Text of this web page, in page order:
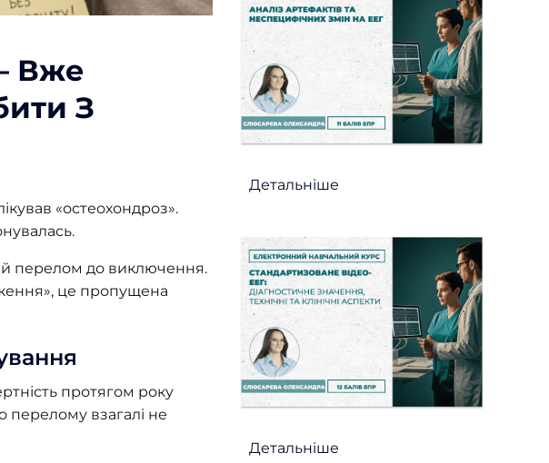
Вже
З
«остеохондроз».
перелом до виключення.
це пропущена
протягом року
перелому взагалі не
Детальніше
Детальніше